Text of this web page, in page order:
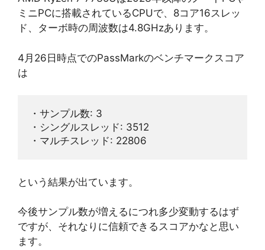
ミニPCに搭載されているCPUで、8コア16スレッ
ド、ターボ時の周波数は4.8GHzあります。
4月26日時点でのPassMarkのベンチマークスコア
は
・サンプル数: 3
・シングルスレッド: 3512
・マルチスレッド: 22806
という結果が出ています。
今後サンプル数が増えるにつれ多少変動するはず
ですが、それなりに信頼できるスコアかなと思い
ます。